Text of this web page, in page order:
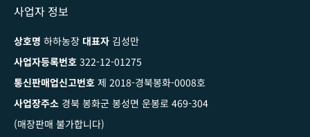
사업자 정보
상호명 하하농장 대표자 김성만
사업자등록번호 322-12-01275
통신판매업신고번호 제 2018-경북봉화-0008호
사업장주소 경북 봉화군 봉성면 운봉로 469-304
(매장판매 불가합니다)